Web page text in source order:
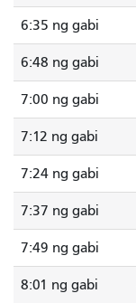
6:35 ng gabi
6:48 ng gabi
7:00 ng gabi
7:12 ng gabi
7:24 ng gabi
7:37 ng gabi
7:49 ng gabi
8:01 ng gabi